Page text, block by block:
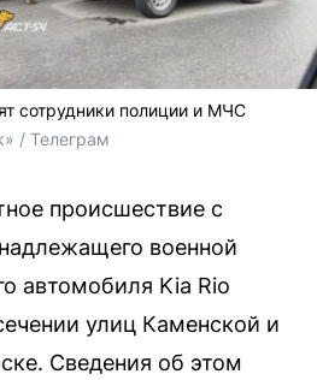
сотрудники полиции и МЧС
/ Телеграм
происшествие с
военной
автомобиля Kia Rio
улиц Каменской и
Сведения об этом